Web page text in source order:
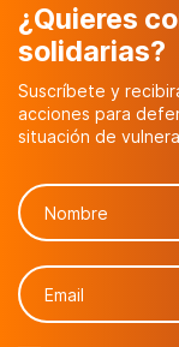
¿Quieres
solidarias?
Suscríbete y
acciones para
situación de